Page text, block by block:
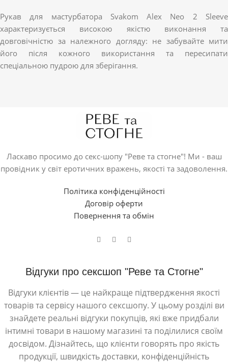
Рукав для мастурбатора Svakom Alex Neo 2 Sleeve
характеризується високою якістю виконання та
довговічністю за належного догляду: не забувайте мити
його після кожного використання та пересипати
спеціальною пудрою для зберігання.
Ласкаво просимо до секс-шопу "Реве та стогне"! Ми - ваш
провідник у світ еротичних вражень, якості та задоволення.
Політика конфіденційності
Договір оферти
Повернення та обмін
Відгуки про сексшоп "Реве та Стогне"
Відгуки клієнтів — це найкраще підтвердження якості
товарів та сервісу нашого сексшопу. У цьому розділі ви
знайдете реальні відгуки покупців, які вже придбали
інтимні товари в нашому магазині та поділилися своїм
досвідом. Дізнайтесь, що клієнти говорять про якість
продукції, швидкість доставки, конфіденційність